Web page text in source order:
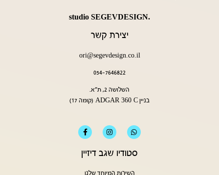
.studio SEGEVDESIGN
יצירת קשר
ori@segevdesign.co.il
054-7646822
השלושה 2, ת״א.
בניין ADGAR 360 C (קומה 17)
סטודיו שגב דיזיין
השירות המיוחד שלנו